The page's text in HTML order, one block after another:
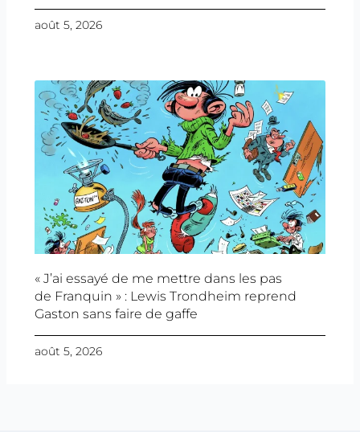
août 5, 2026
« J’ai essayé de me mettre dans les pas
de Franquin » : Lewis Trondheim reprend
Gaston sans faire de gaffe
août 5, 2026